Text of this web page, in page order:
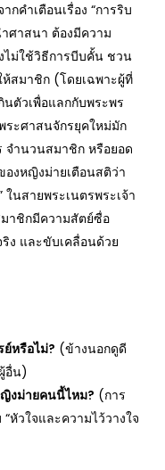
ากคำเตือนเรื่อง “การริบ
ศาสนา ต้องมีความ
ไม่ใช้วิธีการบีบคั้น ชวน
ห้สมาชิก (โดยเฉพาะผู้ที่
ตัวเพื่อแลกกับพระพร
ระศาสนจักรยุคใหม่มัก
จำนวนสมาชิก หรือยอด
องหญิงม่ายเตือนสติว่า
นสายพระเนตรพระเจ้า
าชิกมีความสัตย์ซื่อ
ง และขับเคลื่อนด้วย
หรือไม่? (ข้างนอกดูดี
อื่น)
ญิงม่ายคนนี้ไหม? (การ
หัวใจและความไว้วางใจ